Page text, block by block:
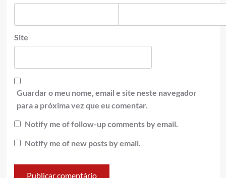
Site
Guardar o meu nome, email e site neste navegador
para a próxima vez que eu comentar.
Notify me of follow-up comments by email.
Notify me of new posts by email.